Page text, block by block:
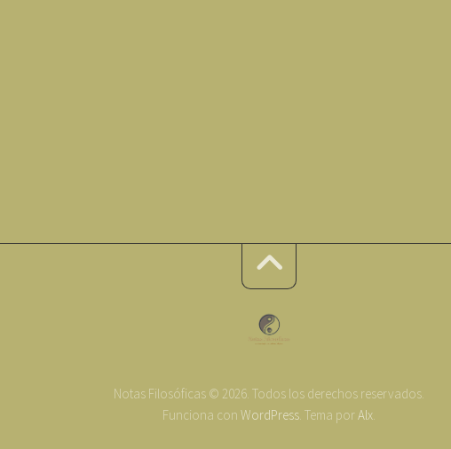
Notas Filosóficas © 2026. Todos los derechos reservados.
Funciona con WordPress. Tema porAlx.